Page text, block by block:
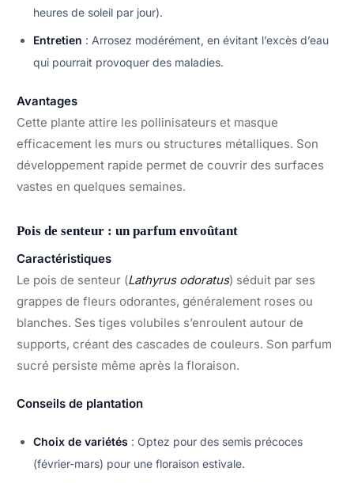
heures de soleil par jour).
Entretien : Arrosez modérément, en évitant l’excès d’eau
qui pourrait provoquer des maladies.
Avantages
Cette plante attire les pollinisateurs et masque
efficacement les murs ou structures métalliques. Son
développement rapide permet de couvrir des surfaces
vastes en quelques semaines.
Pois de senteur : un parfum envoûtant
Caractéristiques
Le pois de senteur (Lathyrus odoratus) séduit par ses
grappes de fleurs odorantes, généralement roses ou
blanches. Ses tiges volubiles s’enroulent autour de
supports, créant des cascades de couleurs. Son parfum
sucré persiste même après la floraison.
Conseils de plantation
Choix de variétés : Optez pour des semis précoces
(février-mars) pour une floraison estivale.